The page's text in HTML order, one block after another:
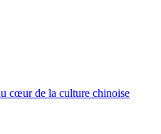
cœur de la culture chinoise